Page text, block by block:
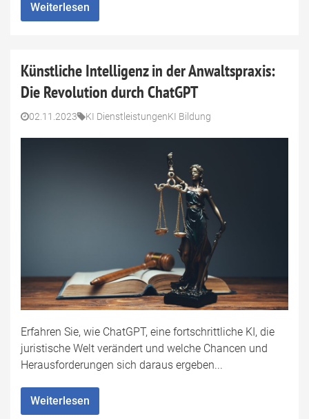
Weiterlesen
Künstliche Intelligenz in der Anwaltspraxis:
Die Revolution durch ChatGPT
02.11.2023 KI DienstleistungenKI Bildung
Erfahren Sie, wie ChatGPT, eine fortschrittliche KI, die
juristische Welt verändert und welche Chancen und
Herausforderungen sich daraus ergeben...
Weiterlesen